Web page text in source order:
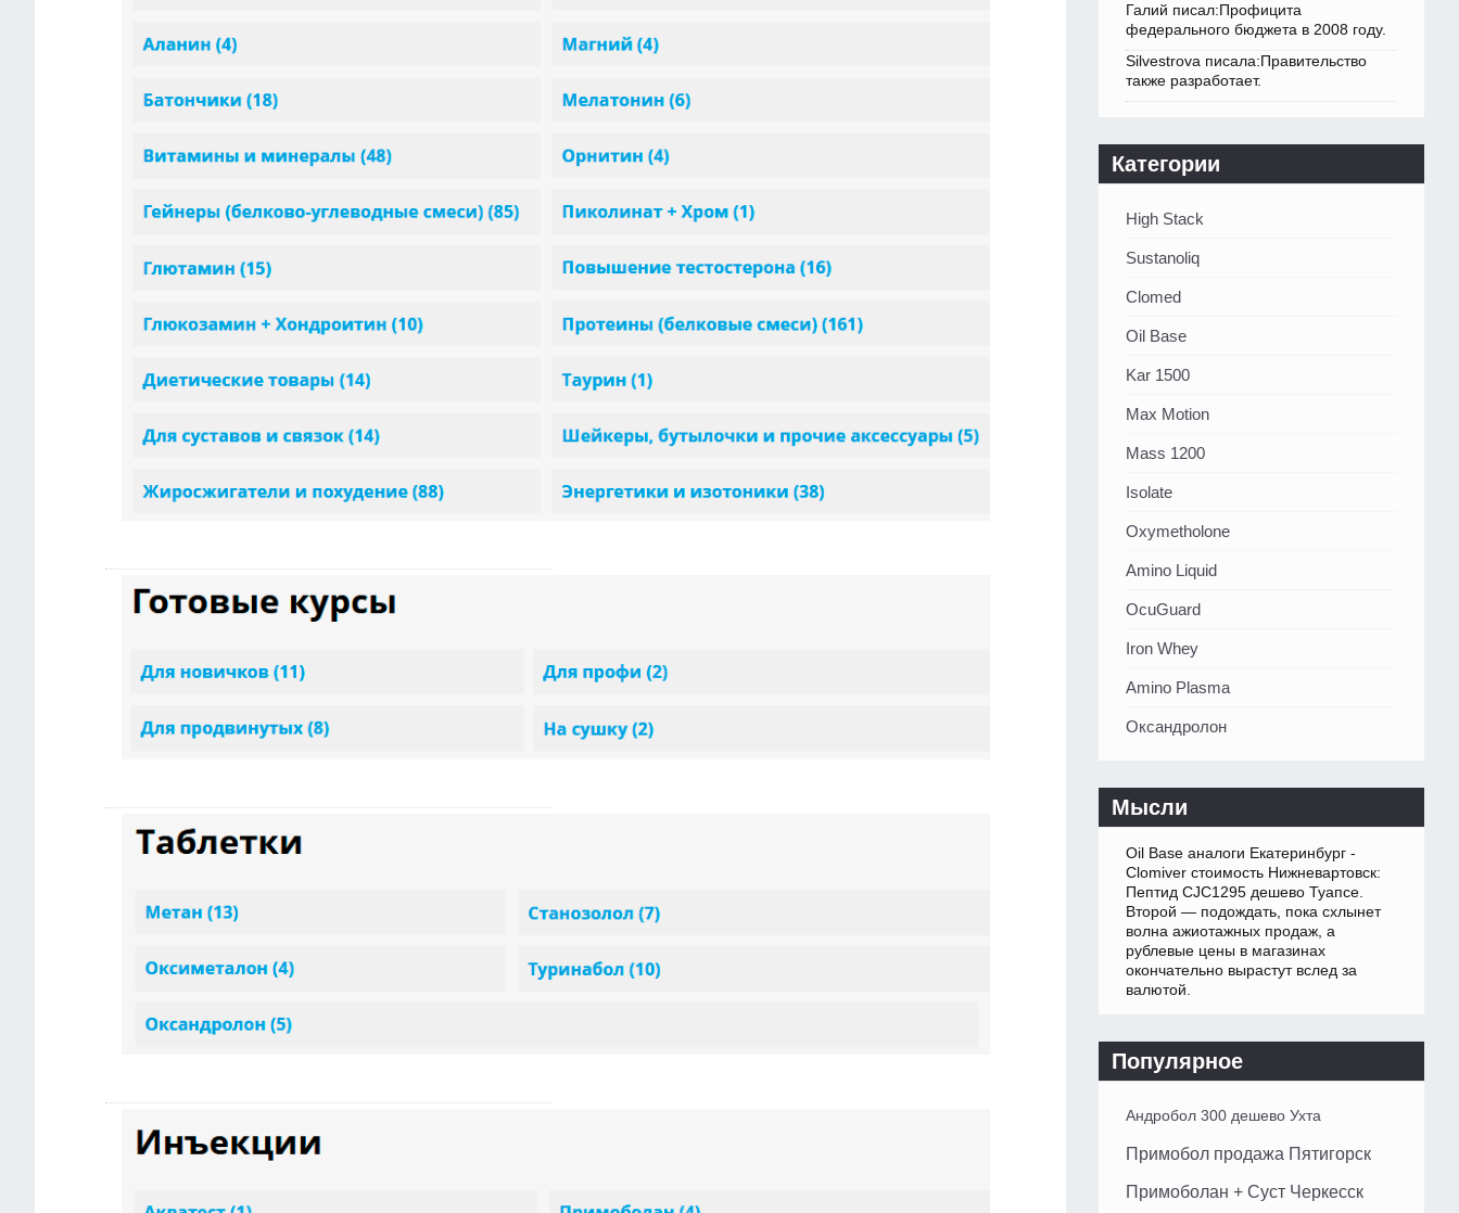
Галий писал:Профицита
федерального бюджета в 2008 году.
Silvestrova писала:Правительство
также разработает.
Категории
High Stack
Sustanoliq
Clomed
Oil Base
Kar 1500
Max Motion
Mass 1200
Isolate
Oxymetholone
Amino Liquid
OcuGuard
Iron Whey
Amino Plasma
Оксандролон
Мысли
Oil Base аналоги Екатеринбург -
Clomiver стоимость Нижневартовск:
Пептид CJC1295 дешево Туапсе.
Второй — подождать, пока схлынет
волна ажиотажных продаж, а
рублевые цены в магазинах
окончательно вырастут вслед за
валютой.
Популярное
Андробол 300 дешево Ухта
Примобол продажа Пятигорск
Примоболан + Суст Черкесск